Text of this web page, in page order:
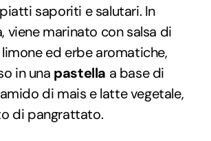
saporiti e salutari. In
viene marinato con salsa di
ed erbe aromatiche,
in una pastella a base di
di mais e latte vegetale,
di pangrattato.